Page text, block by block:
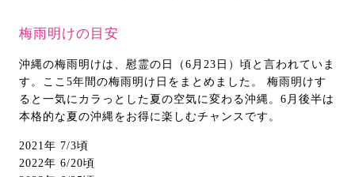
梅雨明けの目安
沖縄の梅雨明けは、慰霊の日（6月23日）頃と言われていま
す。ここ5年間の梅雨明け日をまとめました。 梅雨明けす
ると一気にカラっとした夏の空気に変わる沖縄。6月後半は
本格的な夏の沖縄をお得に楽しむチャンスです。
2021年 7/3頃
2022年 6/20頃